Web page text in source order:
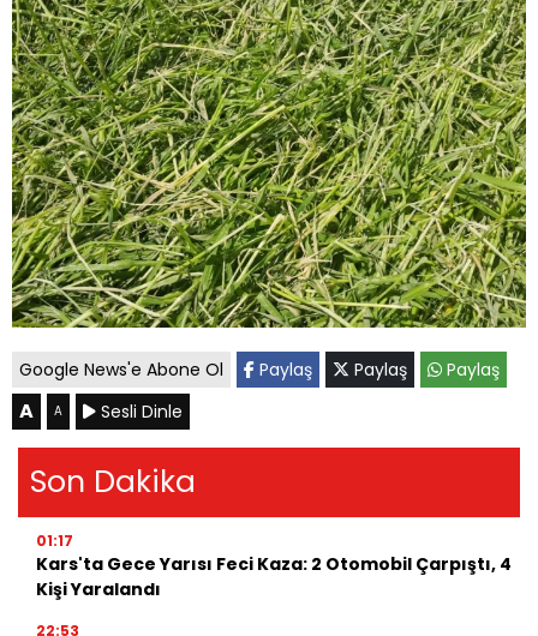
Google News'e Abone Ol Paylaş Paylaş Paylaş
A A Sesli Dinle
Son Dakika
01:17
Kars'ta Gece Yarısı Feci Kaza: 2 Otomobil Çarpıştı, 4
Kişi Yaralandı
22:53